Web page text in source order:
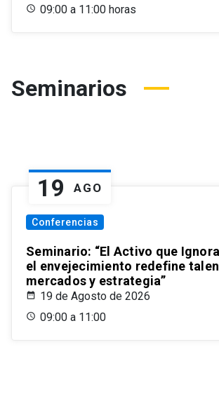
09:00 a 11:00 horas
Seminarios
19 AGO
Conferencias
Seminario: “El Activo que
el envejecimiento redefine
mercados y estrategia”
19 de Agosto de 2026
09:00 a 11:00